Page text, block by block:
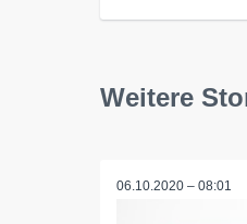
Weitere
06.10.2020 – 08:01